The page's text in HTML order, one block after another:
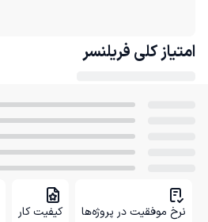
امتیاز کلی فریلنسر
نرخ موفقیت در پروژه‌ها کیفیت کار